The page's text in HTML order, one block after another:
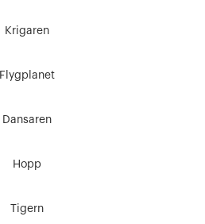
Krigaren
Flygplanet
Dansaren
Hopp
Tigern